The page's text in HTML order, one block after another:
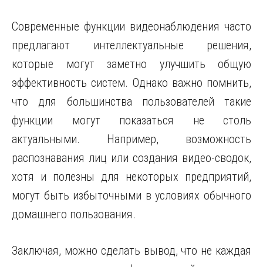
Современные функции видеонаблюдения часто
предлагают интеллектуальные решения,
которые могут заметно улучшить общую
эффективность систем. Однако важно помнить,
что для большинства пользователей такие
функции могут показаться не столь
актуальными. Например, возможность
распознавания лиц или создания видео-сводок,
хотя и полезны для некоторых предприятий,
могут быть избыточными в условиях обычного
домашнего пользования.
Заключая, можно сделать вывод, что не каждая